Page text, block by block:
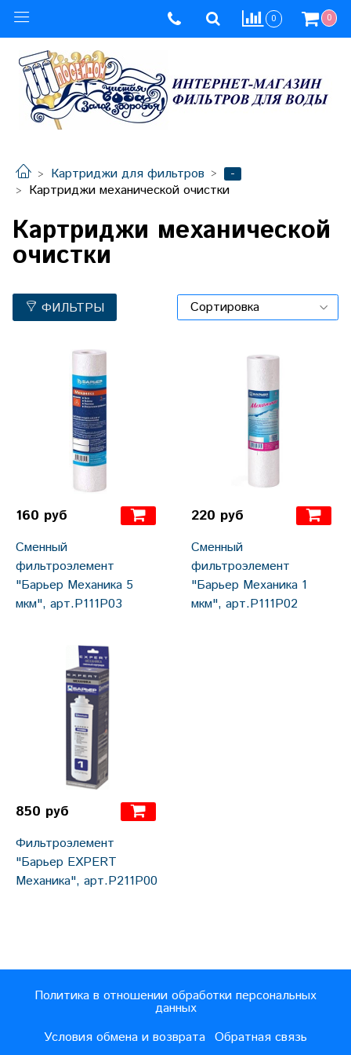
0 0
Картриджи для фильтров
-
Картриджи механической очистки
Картриджи механической
очистки
ФИЛЬТРЫ
160 руб
Сменный
фильтроэлемент
"Барьер Механика 5
мкм", арт.Р111Р03
220 руб
Сменный
фильтроэлемент
"Барьер Механика 1
мкм", арт.Р111Р02
850 руб
Фильтроэлемент
"Барьер EXPERT
Механика", арт.Р211Р00
Политика в отношении обработки персональных
данных
Условия обмена и возврата Обратная связь